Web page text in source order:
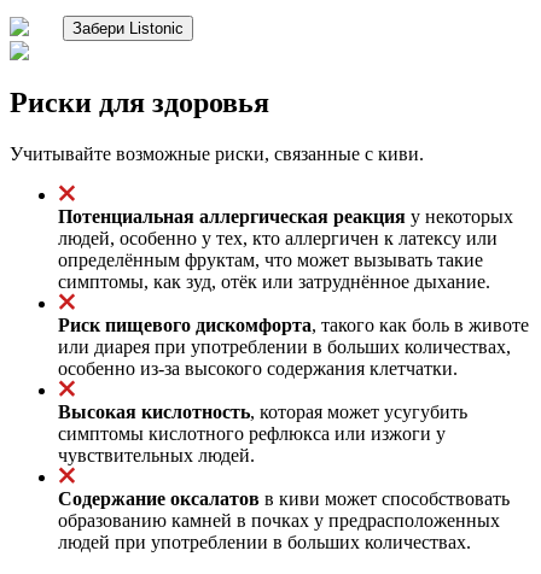
Забери Listonic
Риски для здоровья
Учитывайте возможные риски, связанные с киви.
Потенциальная аллергическая реакция у некоторых
людей, особенно у тех, кто аллергичен к латексу или
определённым фруктам, что может вызывать такие
симптомы, как зуд, отёк или затруднённое дыхание.
Риск пищевого дискомфорта, такого как боль в животе
или диарея при употреблении в больших количествах,
особенно из-за высокого содержания клетчатки.
Высокая кислотность, которая может усугубить
симптомы кислотного рефлюкса или изжоги у
чувствительных людей.
Содержание оксалатов в киви может способствовать
образованию камней в почках у предрасположенных
людей при употреблении в больших количествах.